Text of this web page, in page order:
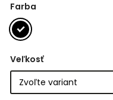
Farba
Veľkosť